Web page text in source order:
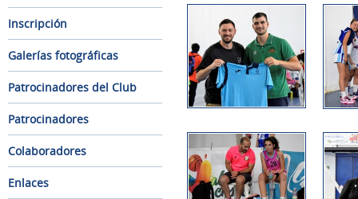
Inscripción
Galerías fotográficas
Patrocinadores del Club
Patrocinadores
Colaboradores
Enlaces